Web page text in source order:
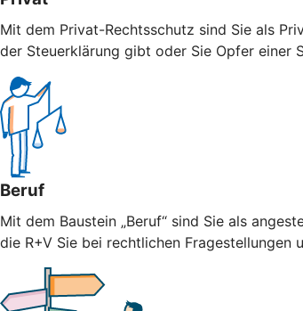
Mit dem Privat-Rechtsschutz sind Sie als
der Steuerklärung gibt oder Sie Opfer einer
Beruf
Mit dem Baustein „Beruf“ sind Sie als
die R+V Sie bei rechtlichen Fragestellungen